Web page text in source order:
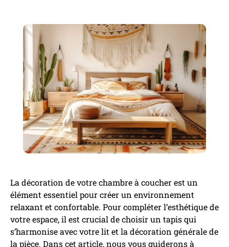
La décoration de votre chambre à coucher est un
élément essentiel pour créer un environnement
relaxant et confortable. Pour compléter l’esthétique de
votre espace, il est crucial de choisir un tapis qui
s’harmonise avec votre lit et la décoration générale de
la pièce. Dans cet article, nous vous guiderons à